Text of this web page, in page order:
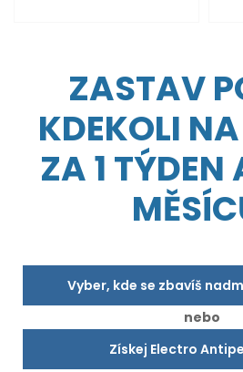
ZASTAV
KDEKOLI NA
ZA 1 TÝDEN
Vyber, kde se zbavíš
nebo
Získej Electro